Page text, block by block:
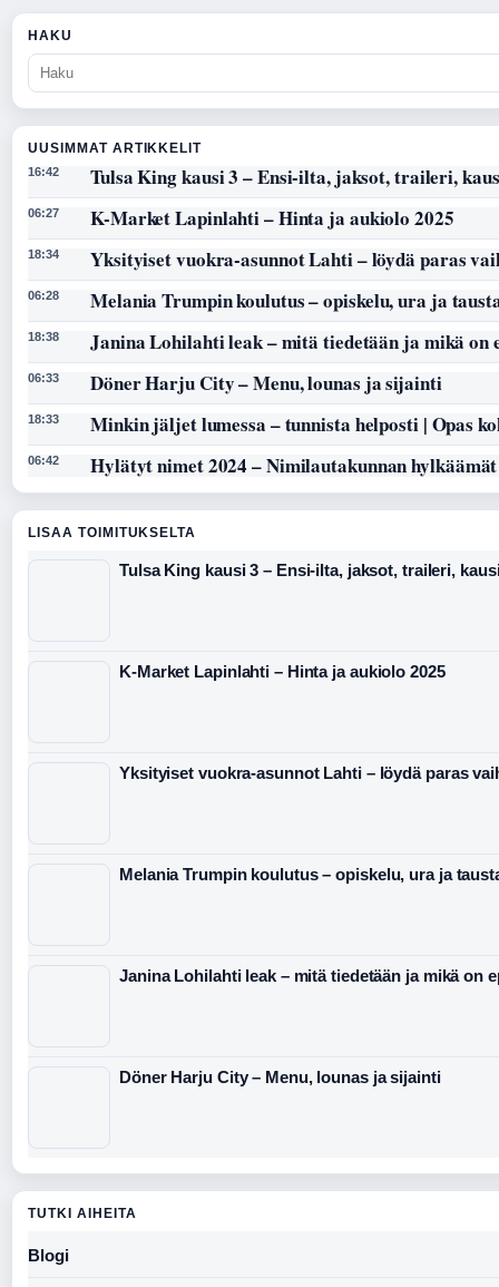
HAKU
UUSIMMAT ARTIKKELIT
16:42 Tulsa King kausi 3 – Ensi-ilta, jaksot, traileri,
06:27 K-Market Lapinlahti – Hinta ja aukiolo 2025
18:34 Yksityiset vuokra-asunnot Lahti – löydä paras
06:28 Melania Trumpin koulutus – opiskelu, ura ja
18:38 Janina Lohilahti leak – mitä tiedetään ja mikä on
06:33 Döner Harju City – Menu, lounas ja sijainti
18:33 Minkin jäljet lumessa – tunnista helposti | Opas
06:42 Hylätyt nimet 2024 – Nimilautakunnan
LISAA TOIMITUKSELTA
Tulsa King kausi 3 – Ensi-ilta, jaksot, traileri,
K-Market Lapinlahti – Hinta ja aukiolo 2025
Yksityiset vuokra-asunnot Lahti – löydä paras
Melania Trumpin koulutus – opiskelu, ura ja
Janina Lohilahti leak – mitä tiedetään ja mikä on
Döner Harju City – Menu, lounas ja sijainti
TUTKI AIHEITA
Blogi